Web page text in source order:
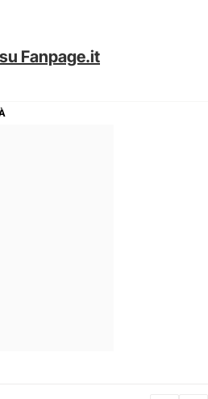
Fanpage.it